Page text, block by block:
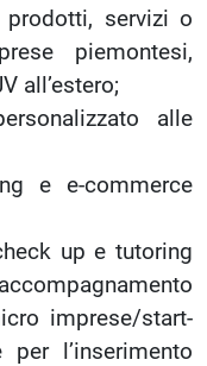
servizi o
piemontesi,
all’estero;
alle
e e-commerce
up e tutoring
imprese/start-
l’inserimento